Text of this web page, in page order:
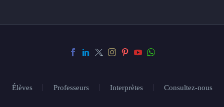
Élèves Professeurs Interprètes Consultez-nous